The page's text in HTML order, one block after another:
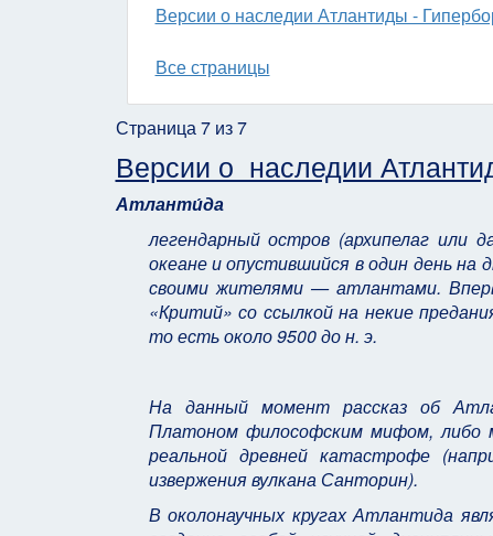
Версии о наследии Атлантиды -
Все страницы
Страница 7 из 7
Версии о наследии
Атланти́да
легендарный остров (архипелаг или
океане и опустившийся в один день на
своими жителями — атлантами.
«Критий» со ссылкой на некие
то есть около9500 до н. э.
На данный момент рассказ об
Платоном философским мифом, либо
реальной древней катастрофе
извержения вулкана Санторин).
В околонаучных кругах Атлантида